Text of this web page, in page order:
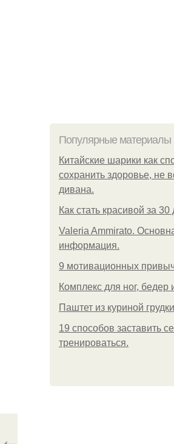
Популярные материалы
Китайские шарики как
сохранить здоровье, не
дивана.
Как стать красивой за 30
Valeria Ammirato.
информация.
9 мотивационных
Комплекс для ног, бедер
Паштет из куриной
19 способов заставить
тренироваться.